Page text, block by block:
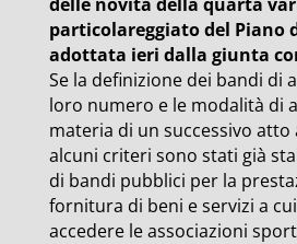
particolareggiato del Piano
adottata ieri dalla giunta
Se la definizione dei bandi di
loro numero e le modalità di
materia di un successivo
alcuni criteri sono stati già
di bandi pubblici per la
fornitura di beni e servizi a
accedere le associazioni